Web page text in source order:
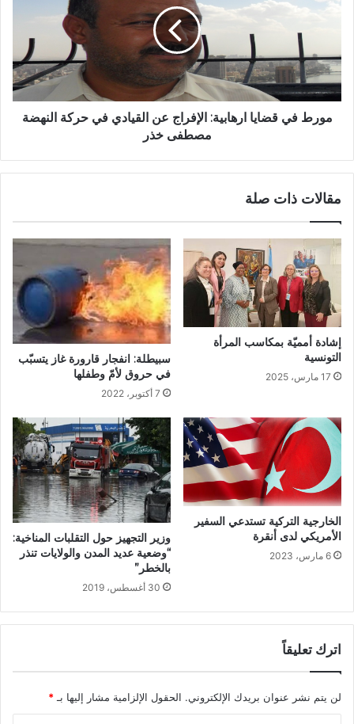
مورط في قضايا ارهابية: الإفراج عن القيادي في حركة النهضة
مصطفى خذر
مقالات ذات صلة
إشادة أمميّة بمكاسب المرأة
التونسية
17 مارس، 2025
سبيطلة: انفجار قارورة غاز يتسبّب
في حروق لأمّ وطفلها
7 أكتوبر، 2022
الخارجية التركية تستدعي السفير
الأمريكي لدى أنقرة
6 مارس، 2023
وزير التجهيز حول التقلبات المناخية:
“وضعية عديد المدن والولايات تنذر
بالخطر”
30 أغسطس، 2019
اترك تعليقاً
لن يتم نشر عنوان بريدك الإلكتروني. الحقول الإلزامية مشار إليها بـ *